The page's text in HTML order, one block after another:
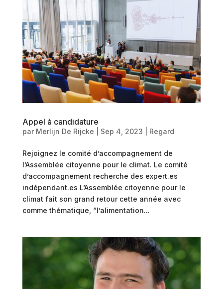
Appel à candidature
par Merlijn De Rijcke Sep 4, 2023 Regard
Rejoignez le comité d’accompagnement de
l’Assemblée citoyenne pour le climat. Le comité
d’accompagnement recherche des expert.es
indépendant.es L’Assemblée citoyenne pour le
climat fait son grand retour cette année avec
comme thématique, “l’alimentation...